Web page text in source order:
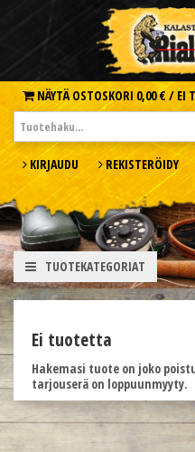
NÄYTÄ OSTOSKORI 0,00 € / EI
KIRJAUDU REKISTERÖIDY
TUOTEKATEGORIAT
Ei tuotetta
Hakemasi tuote on joko
tarjouserä on loppuunmyyty.